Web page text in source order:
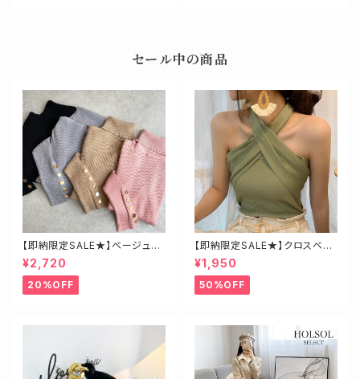
セール中の商品
【即納限定SALE★】ベージュ・
ゴールド釦ハイネックニット
¥2,720
20%OFF
【即納限定SALE★】クロスベア
トップス
¥1,950
50%OFF